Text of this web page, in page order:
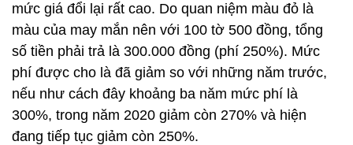
mức giá đổi lại rất cao. Do quan niệm màu đỏ là
màu của may mắn nên với 100 tờ 500 đồng, tổng
số tiền phải trả là 300.000 đồng (phí 250%). Mức
phí được cho là đã giảm so với những năm trước,
nếu như cách đây khoảng ba năm mức phí là
300%, trong năm 2020 giảm còn 270% và hiện
đang tiếp tục giảm còn 250%.